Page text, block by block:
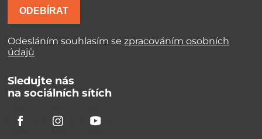
ODEBÍRAT
Odesláním souhlasím sezpracováním osobních
údajů
Sledujte nás
na sociálních sítích